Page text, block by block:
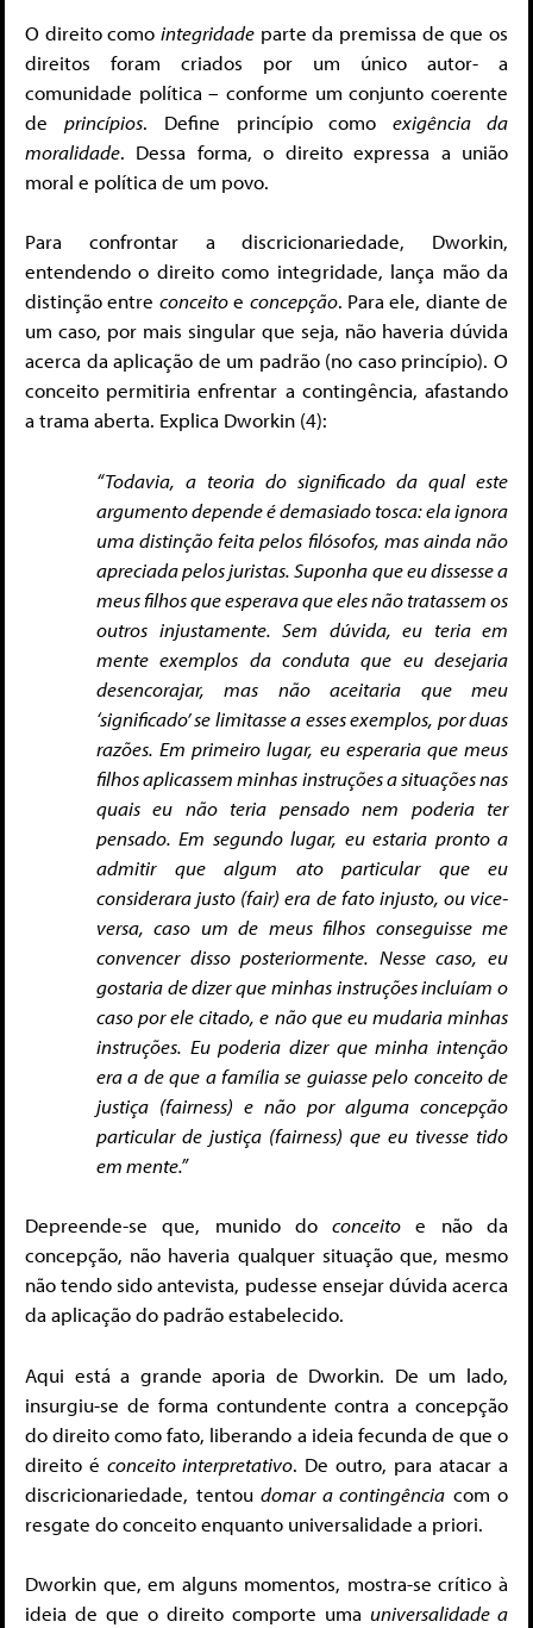
O direito como integridade parte da premissa de que os
direitos foram criados por um único autor- a
comunidade política – conforme um conjunto coerente
de princípios. Define princípio comoexigência da
moralidade. Dessa forma, o direito expressa a união
moral e política de um povo.
Para confrontar a discricionariedade, Dworkin,
entendendo o direito como integridade, lança mão da
distinção entre conceitoe concepção. Para ele, diante de
um caso, por mais singular que seja, não haveria dúvida
acerca da aplicação de um padrão (no caso princípio). O
conceito permitiria enfrentar a contingência, afastando
a trama aberta. Explica Dworkin (4):
“Todavia, a teoria do significado da qual este
argumento depende é demasiado tosca: ela ignora
uma distinção feita pelos filósofos, mas ainda não
apreciada pelos juristas. Suponha que eu dissesse a
meus filhos que esperava que eles não tratassem os
outros injustamente. Sem dúvida, eu teria em
mente exemplos da conduta que eu desejaria
desencorajar, mas não aceitaria que meu
‘significado’ se limitasse a esses exemplos, por duas
razões. Em primeiro lugar, eu esperaria que meus
filhos aplicassem minhas instruções a situações nas
quais eu não teria pensado nem poderia ter
pensado. Em segundo lugar, eu estaria pronto a
admitir que algum ato particular que eu
considerara justo (fair) era de fato injusto, ou vice-
versa, caso um de meus filhos conseguisse me
convencer disso posteriormente. Nesse caso, eu
gostaria de dizer que minhas instruções incluíam o
caso por ele citado, e não que eu mudaria minhas
instruções. Eu poderia dizer que minha intenção
era a de que a família se guiasse pelo conceito de
justiça (fairness) e não por alguma concepção
particular de justiça (fairness) que eu tivesse tido
em mente.”
Depreende-se que, munido doconceito e não da
concepção, não haveria qualquer situação que, mesmo
não tendo sido antevista, pudesse ensejar dúvida acerca
da aplicação do padrão estabelecido.
Aqui está a grande aporia de Dworkin. De um lado,
insurgiu-se de forma contundente contra a concepção
do direito como fato, liberando a ideia fecunda de que o
direito é conceito interpretativo. De outro, para atacar a
discricionariedade, tentou domar a contingência com o
resgate do conceito enquanto universalidade a priori.
Dworkin que, em alguns momentos, mostra-se crítico à
ideia de que o direito comporte uma universalidade a